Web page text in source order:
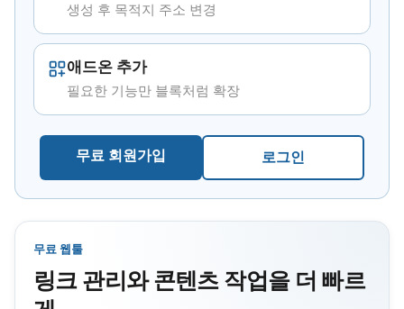
생성 후 목적지 주소 변경
애드온 추가
필요한 기능만 블록처럼 확장
무료 회원가입 로그인
무료 웹툴
링크 관리와 콘텐츠 작업을 더 빠르